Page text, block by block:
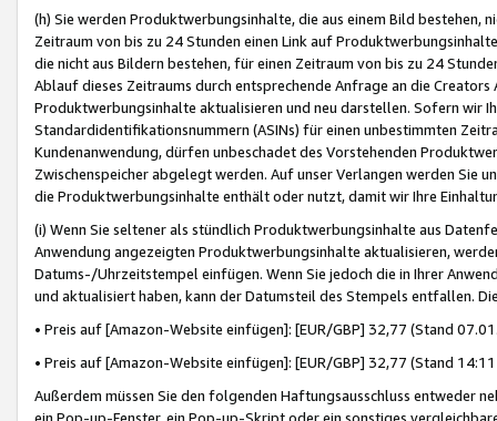
(h) Sie werden Produktwerbungsinhalte, die aus einem Bild bestehen,
Zeitraum von bis zu 24 Stunden einen Link auf
die nicht aus Bildern bestehen, für einen Zeitraum von bis zu 24
Ablauf dieses Zeitraums durch entsprechende Anfrage an die
Produktwerbungsinhalte aktualisieren und neu darstellen. Sofern wir
Standardidentifikationsnummern (ASINs) für einen unbestimmten
Kundenanwendung, dürfen unbeschadet des Vorstehenden
Zwischenspeicher abgelegt werden. Auf unser Verlangen werden Sie
die Produktwerbungsinhalte enthält oder nutzt, damit wir Ihre
(i) Wenn Sie seltener als stündlich Produktwerbungsinhalte aus
Anwendung angezeigten Produktwerbungsinhalte aktualisieren,
Datums-/Uhrzeitstempel einfügen. Wenn Sie jedoch die in Ihrer
und aktualisiert haben, kann der Datumsteil des Stempels entfallen.
• Preis auf [Amazon-Website einfügen]: [EUR/GBP] 32,77 (Stand
• Preis auf [Amazon-Website einfügen]: [EUR/GBP] 32,77 (Stand
Außerdem müssen Sie den folgenden Haftungsausschluss entweder
ein Pop-up-Fenster, ein Pop-up-Skript oder ein sonstiges